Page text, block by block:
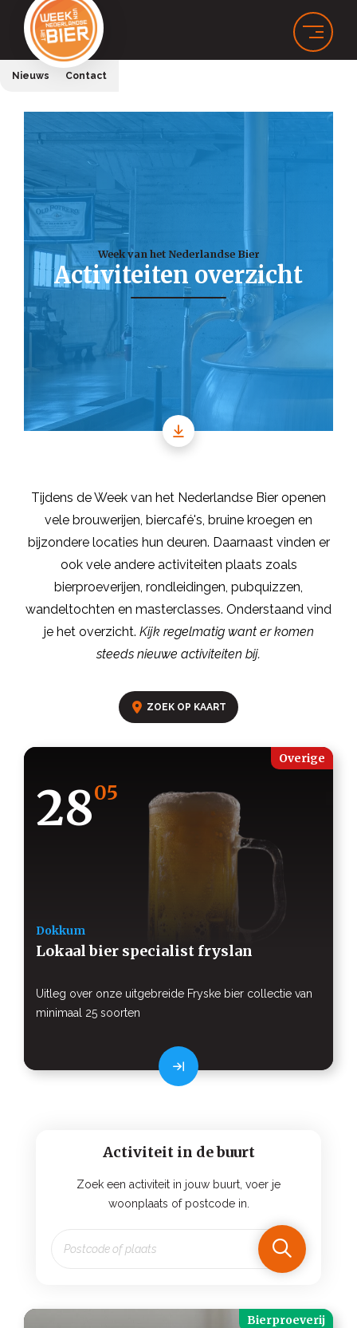
Nieuws Contact
Week van het Nederlandse Bier
Activiteiten overzicht
Tijdens de Week van het Nederlandse Bier openen
vele brouwerijen, biercafé's, bruine kroegen en
bijzondere locaties hun deuren. Daarnaast vinden er
ook vele andere activiteiten plaats zoals
bierproeverijen, rondleidingen, pubquizzen,
wandeltochten en masterclasses. Onderstaand vind
je het overzicht. Kijk regelmatig want er komen
steeds nieuwe activiteiten bij.
ZOEK OP KAART
2805
Overige
Dokkum
Lokaal bier specialist fryslan
Uitleg over onze uitgebreide Fryske bier collectie van
minimaal 25 soorten
Bierproeverij
Activiteit in de buurt
Zoek een activiteit in jouw buurt, voer je
woonplaats of postcode in.